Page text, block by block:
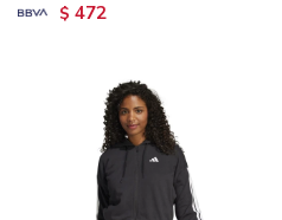
$ 472